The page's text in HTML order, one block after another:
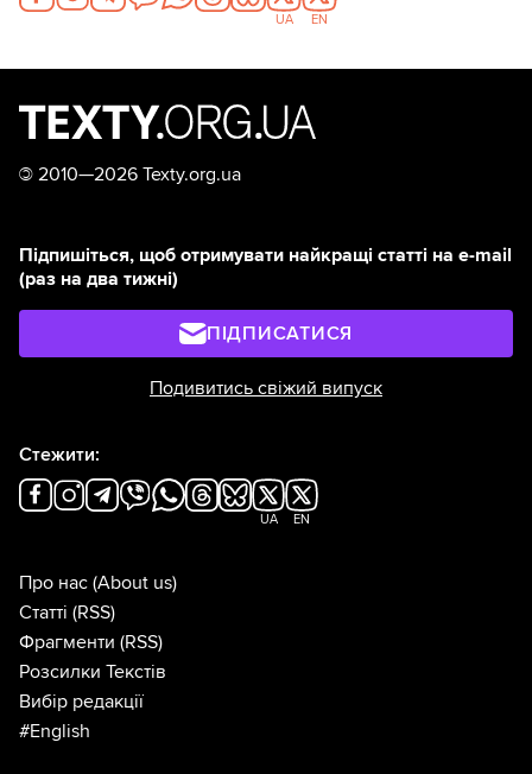
UA EN
© 2010—2026 Texty.org.ua
Підпишіться, щоб отримувати найкращі статті на e-mail
(раз на два тижні)
ПІДПИСАТИСЯ
Подивитись свіжий випуск
Стежити:
UA EN
Про нас (About us)
Статті (RSS)
Фрагменти (RSS)
Розсилки Текстів
Вибір редакції
#English